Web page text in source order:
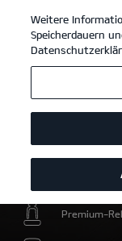
Intelligente
Premium-
Weitere
Speicherdauern